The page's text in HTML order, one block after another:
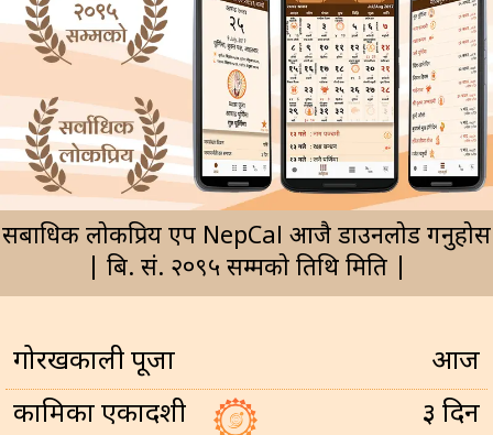
सर्बाधिक लोकप्रिय एप NepCal आजै डाउनलोड गर्नुहोस
| बि. सं. २०९५ सम्मको तिथि मिति |
गोरखकाली पूजा
आज
कामिका एकादशी
३ दिन